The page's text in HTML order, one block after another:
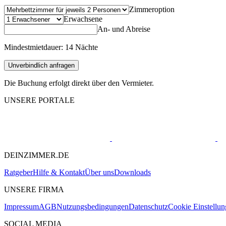
Zimmeroption
Erwachsene
An- und Abreise
Mindestmietdauer: 14 Nächte
Unverbindlich anfragen
Die Buchung erfolgt direkt über den Vermieter.
UNSERE PORTALE
DEINZIMMER.DE
RatgeberHilfe & KontaktÜber unsDownloads
UNSERE FIRMA
ImpressumAGBNutzungsbedingungenDatenschutzCookie
SOCIAL MEDIA